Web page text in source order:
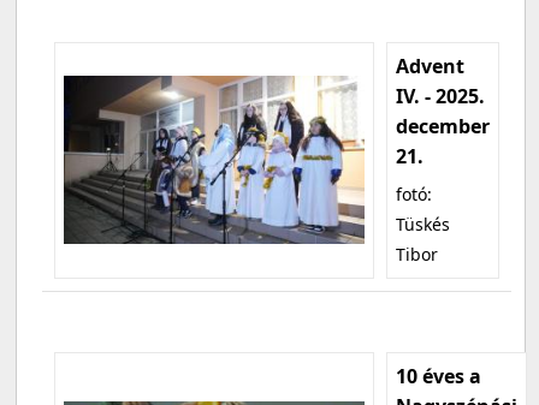
Advent
IV. - 2025.
december
21.
fotó:
Tüskés
Tibor
10 éves a